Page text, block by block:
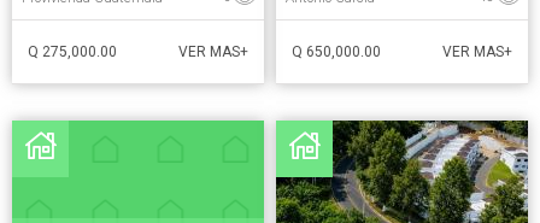
Q 275,000.00 VER MAS+ Q 650,000.00 VER MAS+